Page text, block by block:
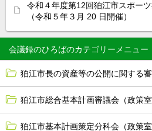
会議録のひろば
狛江市長の資産等の公開に関する
狛江市総合基本計画審議会（政策室
狛江市基本計画策定分科会（政策室
令和４年度第12回狛江市スポー
（令和５年３月 20 日開催）